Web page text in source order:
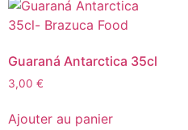
Guaraná Antarctica 35cl
3,00 €
Ajouter au panier